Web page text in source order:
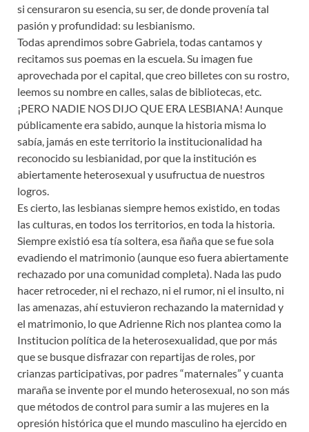
si censuraron su esencia, su ser, de donde provenía tal
pasión y profundidad: su lesbianismo.
Todas aprendimos sobre Gabriela, todas cantamos y
recitamos sus poemas en la escuela. Su imagen fue
aprovechada por el capital, que creo billetes con su rostro,
leemos su nombre en calles, salas de bibliotecas, etc.
¡PERO NADIE NOS DIJO QUE ERA LESBIANA! Aunque
públicamente era sabido, aunque la historia misma lo
sabía, jamás en este territorio la institucionalidad ha
reconocido su lesbianidad, por que la institución es
abiertamente heterosexual y usufructua de nuestros
logros.
Es cierto, las lesbianas siempre hemos existido, en todas
las culturas, en todos los territorios, en toda la historia.
Siempre existió esa tía soltera, esa ñaña que se fue sola
evadiendo el matrimonio (aunque eso fuera abiertamente
rechazado por una comunidad completa). Nada las pudo
hacer retroceder, ni el rechazo, ni el rumor, ni el insulto, ni
las amenazas, ahí estuvieron rechazando la maternidad y
el matrimonio, lo que Adrienne Rich nos plantea como la
Institucion política de la heterosexualidad, que por más
que se busque disfrazar con repartijas de roles, por
crianzas participativas, por padres “maternales” y cuanta
maraña se invente por el mundo heterosexual, no son más
que métodos de control para sumir a las mujeres en la
opresión histórica que el mundo masculino ha ejercido en